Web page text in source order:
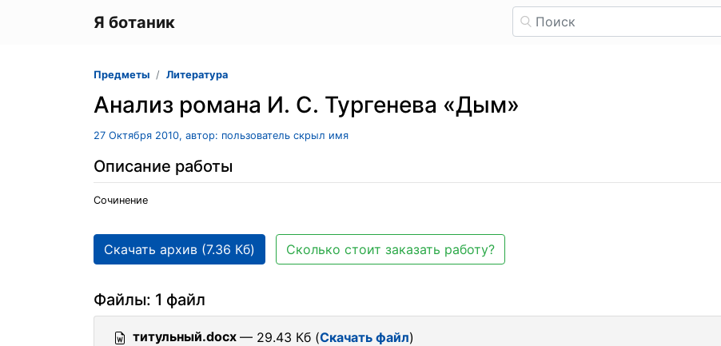
Я ботаник
Предметы Литература
Анализ романа И. С. Тургенева «Дым»
27 Октября 2010, автор: пользователь скрыл имя
Описание работы
Сочинение
Скачать архив (7.36 Кб) Сколько стоит заказать работу?
Файлы: 1 файл
титульный.docx — 29.43 Кб (Скачать файл)